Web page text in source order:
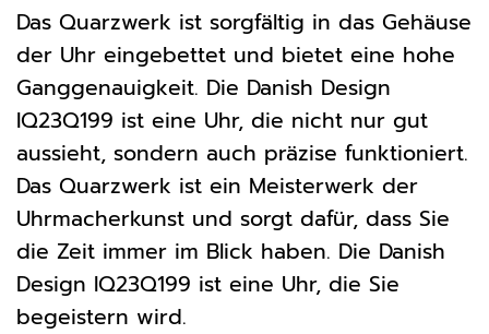
Das Quarzwerk ist sorgfältig in das Gehäuse
der Uhr eingebettet und bietet eine hohe
Ganggenauigkeit. Die Danish Design
IQ23Q199 ist eine Uhr, die nicht nur gut
aussieht, sondern auch präzise funktioniert.
Das Quarzwerk ist ein Meisterwerk der
Uhrmacherkunst und sorgt dafür, dass Sie
die Zeit immer im Blick haben. Die Danish
Design IQ23Q199 ist eine Uhr, die Sie
begeistern wird.